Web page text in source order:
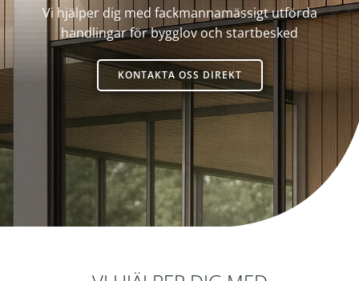
Vi hjälper dig med fackmannamässigt utförda
handlingar för bygglov och startbesked
KONTAKTA OSS DIREKT